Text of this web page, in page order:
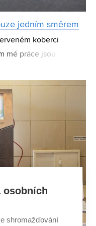
jedním směrem
koberci
mé práce jsou
je podepsaný pod
osobních
shromažďování